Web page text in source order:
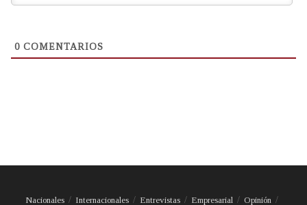
0 COMENTARIOS
Nacionales Internacionales Entrevistas Empresarial Opinión